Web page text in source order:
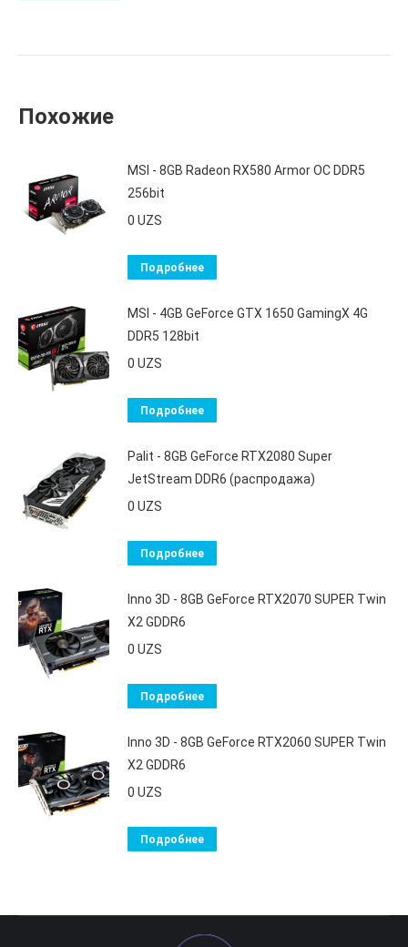
Похожие
MSI - 8GB Radeon RX580 Armor OC DDR5
256bit
0 UZS
Подробнее
MSI - 4GB GeForce GTX 1650 GamingX 4G
DDR5 128bit
0 UZS
Подробнее
Palit - 8GB GeForce RTX2080 Super
JetStream DDR6 (распродажа)
0 UZS
Подробнее
Inno 3D - 8GB GeForce RTX2070 SUPER Twin
X2 GDDR6
0 UZS
Подробнее
Inno 3D - 8GB GeForce RTX2060 SUPER Twin
X2 GDDR6
0 UZS
Подробнее